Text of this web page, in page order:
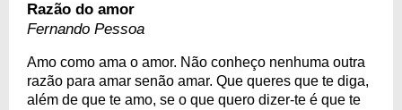
Razão do amor
Fernando Pessoa
Amo como ama o amor. Não conheço nenhuma outra
razão para amar senão amar. Que queres que te diga,
além de que te amo, se o que quero dizer-te é que te